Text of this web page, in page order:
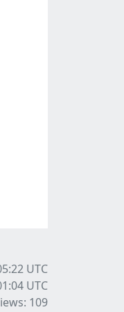
UTC
UTC
109